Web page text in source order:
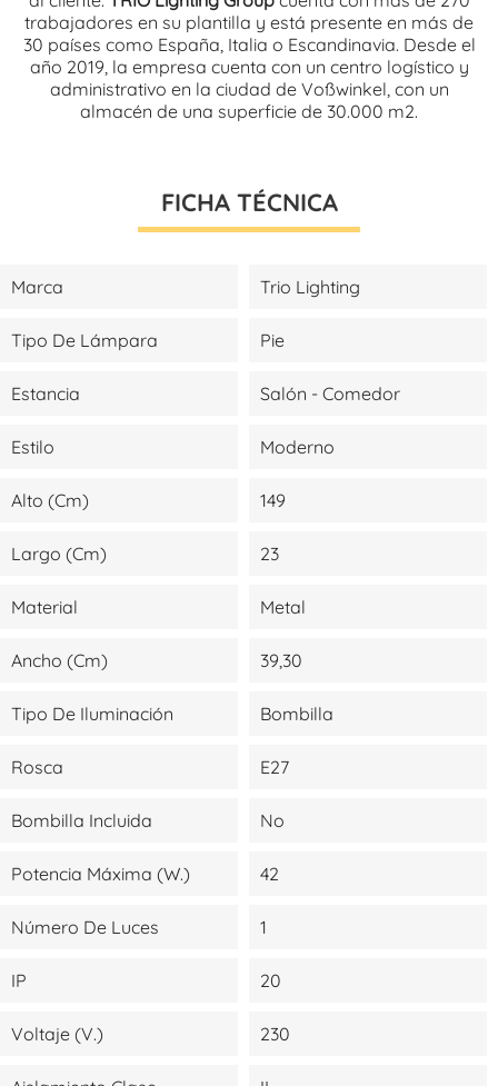
trabajadores en su plantilla y está presente en más de
30 países como España, Italia o Escandinavia. Desde el
año 2019, la empresa cuenta con un centro logístico y
administrativo en la ciudad de Voßwinkel, con un
almacén de una superficie de 30.000 m2.
FICHA TÉCNICA
Marca Trio Lighting
Tipo De Lámpara Pie
Estancia Salón - Comedor
Estilo Moderno
Alto (cm) 149
Largo (cm) 23
Material Metal
Ancho (cm) 39,30
Tipo De Iluminación Bombilla
Rosca E27
Bombilla Incluida No
Potencia Máxima (W.) 42
Número De Luces 1
IP 20
Voltaje (V.) 230